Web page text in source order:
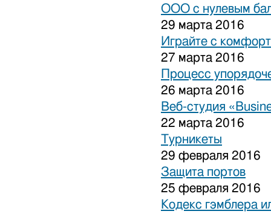
ООО с нулевым
29 марта 2016
Играйте с
27 марта 2016
Процесс
26 марта 2016
Веб-студия
22 марта 2016
Турникеты
29 февраля 2016
Защита портов
25 февраля 2016
Кодекс гэмблера